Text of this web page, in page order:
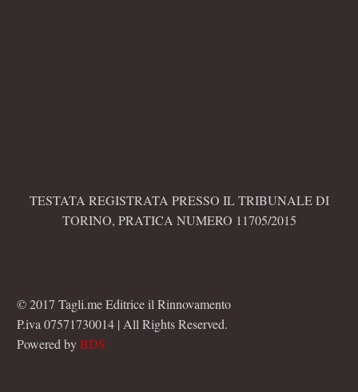
TESTATA REGISTRATA PRESSO IL TRIBUNALE DI
TORINO, PRATICA NUMERO 11705/2015
© 2017 Tagli.me Editrice il Rinnovamento
P.iva 07571730014 | All Rights Reserved.
Powered byBDS